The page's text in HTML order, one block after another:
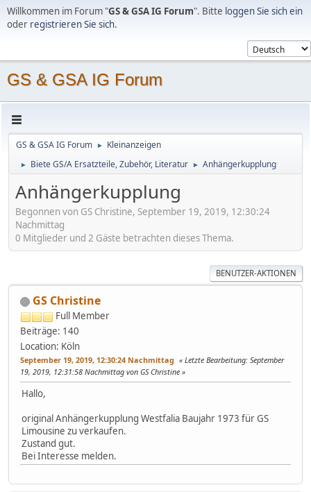
Willkommen im Forum "GS & GSA IG Forum". Bitte loggen Sie sich ein
oder registrieren Sie sich.
GS & GSA IG Forum
GS & GSA IG Forum ► Kleinanzeigen
► Biete GS/A Ersatzteile, Zubehör, Literatur ► Anhängerkupplung
Anhängerkupplung
Begonnen von GS Christine, September 19, 2019, 12:30:24
Nachmittag
0 Mitglieder und 2 Gäste betrachten dieses Thema.
BENUTZER-AKTIONEN
GS Christine
Full Member
Beiträge: 140
Location: Köln
September 19, 2019, 12:30:24 Nachmittag Letzte Bearbeitung: September
19, 2019, 12:31:58 Nachmittag von GS Christine
Hallo,
original Anhängerkupplung Westfalia Baujahr 1973 für GS
Limousine zu verkaufen.
Zustand gut.
Bei Interesse melden.